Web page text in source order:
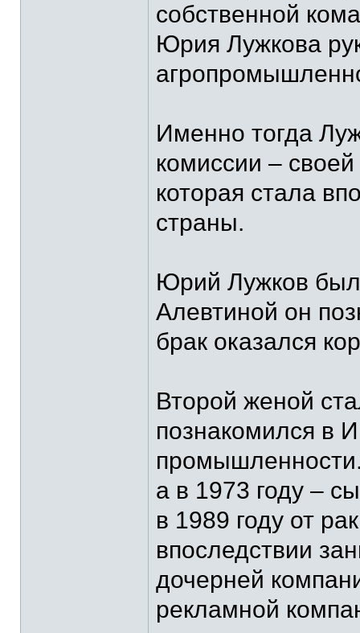
собственной
Юрия Лужкова
Именно тогда
комиссии –
которая стала
страны.
Юрий Лужков
Алевтиной он
брак оказался
Второй женой
познакомился в
а в 1973 году –
в 1989 году от
впоследствии
дочерней
рекламной